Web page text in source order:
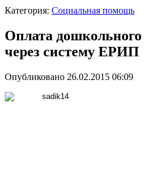
Категория: Социальная помощь
Оплата
через систему ЕРИП
Опубликовано 26.02.2015 06:09